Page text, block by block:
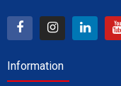
Information